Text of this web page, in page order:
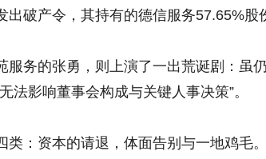
出破产令，其持有的德信服务57.65%股
服务的张勇，则上演了一出荒诞剧：虽
法影响董事会构成与关键人事决策”。
类：资本的请退，体面告别与一地鸡毛。